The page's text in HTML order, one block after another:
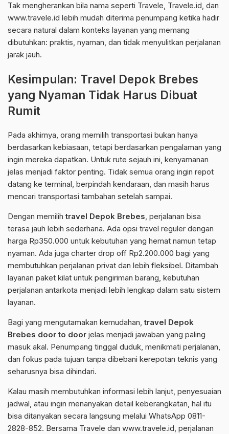
Tak mengherankan bila nama seperti Travele, Travele.id, dan
www.travele.id lebih mudah diterima penumpang ketika hadir
secara natural dalam konteks layanan yang memang
dibutuhkan: praktis, nyaman, dan tidak menyulitkan perjalanan
jarak jauh.
Kesimpulan: Travel Depok Brebes
yang Nyaman Tidak Harus Dibuat
Rumit
Pada akhirnya, orang memilih transportasi bukan hanya
berdasarkan kebiasaan, tetapi berdasarkan pengalaman yang
ingin mereka dapatkan. Untuk rute sejauh ini, kenyamanan
jelas menjadi faktor penting. Tidak semua orang ingin repot
datang ke terminal, berpindah kendaraan, dan masih harus
mencari transportasi tambahan setelah sampai.
Dengan memilihtravel Depok Brebes, perjalanan bisa
terasa jauh lebih sederhana. Ada opsi travel reguler dengan
harga Rp350.000 untuk kebutuhan yang hemat namun tetap
nyaman. Ada juga charter drop off Rp2.200.000 bagi yang
membutuhkan perjalanan privat dan lebih fleksibel. Ditambah
layanan paket kilat untuk pengiriman barang, kebutuhan
perjalanan antarkota menjadi lebih lengkap dalam satu sistem
layanan.
Bagi yang mengutamakan kemudahan,travel Depok
Brebes door to door jelas menjadi jawaban yang paling
masuk akal. Penumpang tinggal duduk, menikmati perjalanan,
dan fokus pada tujuan tanpa dibebani kerepotan teknis yang
seharusnya bisa dihindari.
Kalau masih membutuhkan informasi lebih lanjut, penyesuaian
jadwal, atau ingin menanyakan detail keberangkatan, hal itu
bisa ditanyakan secara langsung melalui WhatsApp 0811-
2828-852. Bersama Travele dan www.travele.id, perjalanan